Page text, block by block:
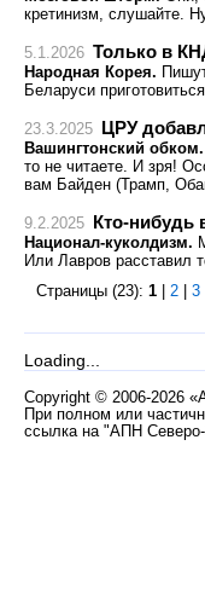
кретинизм, слушайте.
5.1.2026 Только в
Народная Корея.
Беларуси
23.3.2025 ЦРУ
Вашингтонский обком.
то не читаете. И зря!
вам Байден (Трамп,
9.2.2025 Кто-нибудь
Национал-куколдизм.
Или Лавров расставил
Страницы (23): 1 2 3
Loading...
Copyright © 2006-2026
При полном или
ссылка на "АПН